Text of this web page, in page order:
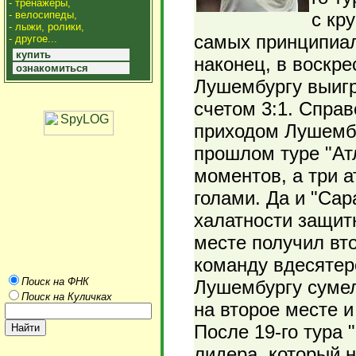
- тренажеры,
- велосипеды,
- лыжи, ролики,
- другое...
купить
ознакомиться
Поиск на ФНК
Поиск на Куличках
с
самых
наконец, в
Лушембургу
счетом 3:1.
приходом
прошлом туре
моментов, а три
голами. Да и
халатности
месте получил
команду
Лушембургу
на второе месте
После 19-го тура